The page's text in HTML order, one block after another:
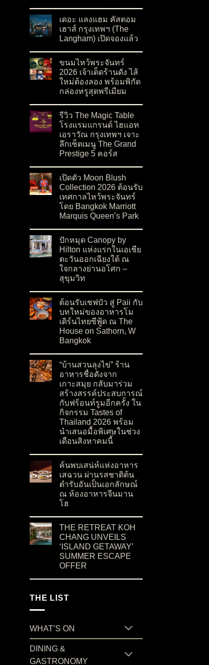
เดอะ แลงแฮม คัสตอม
เฮาส์ กรุงเทพฯ (The
Langham) เปิดจองแล้ว
ขนมไหว้พระจันทร์
2026 เจ้าเด็ดร้านดัง ไส้
ใหม่ต้องลอง พร้อมพิกัด
กล่องหรูสุดพรีเมียม
รีวิว The Magic Table
โรงแรมแกรนด์ ไฮแอท
เอราวัณ กรุงเทพฯ เจาะ
ลึกเซ็ตเมนู The Grand
Prestige 5 คอร์ส
เปิดตัว Moon Blush
Collection 2026 ต้อนรับ
เทศกาลไหว้พระจันทร์
โดย Bangkok Marriott
Marquis Queen’s Park
ปักหมุด Canopy by
Hilton แห่งแรกในเอเชีย
ตะวันออกเฉียงใต้ ณ
ใจกลางย่านอโศก –
สุขุมวิท
ต้อนรับเชฟบัว สู่ Paii กับ
บทใหม่ของอาหารโม
เดิร์นไทยซีฟู้ด ณ The
House on Sathorn, W
Bangkok
“บ้านสวนลุงไข่” ร้าน
อาหารชื่อดังจาก
เกาะสมุย กลับมาร่วม
สร้างสรรค์ประสบการณ์
กับฟร้อนท์รูมอีกครั้ง ใน
กิจกรรม Tastes of
Thailand 2026 พร้อม
นำเสนอมื้อพิเศษในช่วง
เดือนสิงหาคมนี้
ค้นพบเสน่ห์แห่งอาหาร
เสฉวน ผ่านรสชาติต้น
ตำรับอันเป็นเอกลักษณ์
ณ ห้องอาหารจีนมาน
โฮ
THE RETREAT KOH
CHANG UNVEILS
‘ISLAND GETAWAY’
SUMMER ESCAPE
OFFER
THE LIST
WHAT’S ON
DINING &
GASTRONOMY